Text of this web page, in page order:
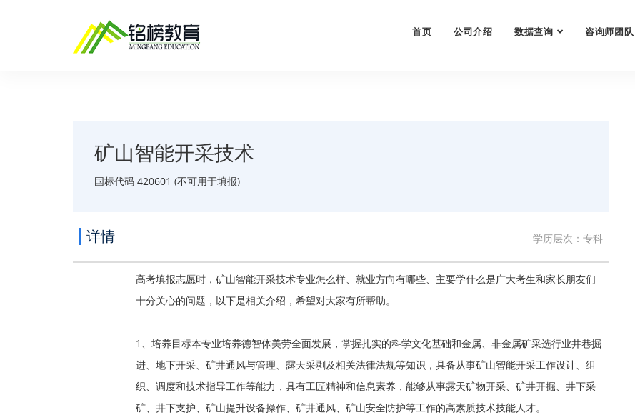
首页 公司介绍 数据查询 咨询师团队
矿山智能开采技术
国标代码 420601 (不可用于填报)
详情 学历层次：专科
高考填报志愿时，矿山智能开采技术专业怎么样、就业方向有哪些、主要学什么是广大考生和家长朋友们
十分关心的问题，以下是相关介绍，希望对大家有所帮助。
1、培养目标本专业培养德智体美劳全面发展，掌握扎实的科学文化基础和金属、非金属矿采选行业井巷掘
进、地下开采、矿井通风与管理、露天采剥及相关法律法规等知识，具备从事矿山智能开采工作设计、组
织、调度和技术指导工作等能力，具有工匠精神和信息素养，能够从事露天矿物开采、矿井开掘、井下采
矿、井下支护、矿山提升设备操作、矿井通风、矿山安全防护等工作的高素质技术技能人才。